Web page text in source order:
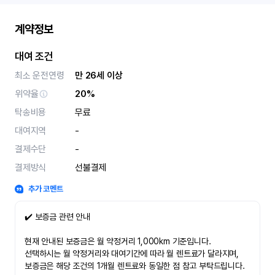
계약정보
대여 조건
최소 운전연령
만 26세 이상
위약율
20%
탁송비용
무료
대여지역
-
결제수단
-
결제방식
선불결제
추가 코멘트
✔️ 보증금 관련 안내
현재 안내된 보증금은 월 약정거리 1,000km 기준입니다.
선택하시는 월 약정거리와 대여기간에 따라 월 렌트료가 달라지며,
보증금은 해당 조건의 1개월 렌트료와 동일한 점 참고 부탁드립니다.